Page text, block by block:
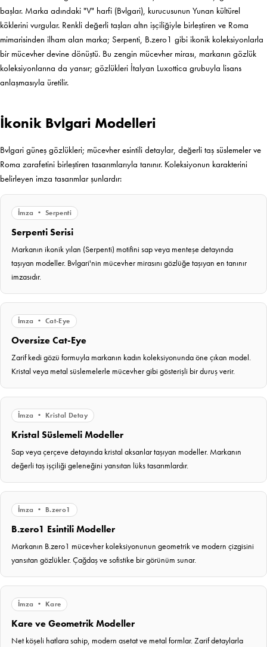
başlar. Marka adındaki "V" harfi (Bvlgari), kurucusunun Yunan kültürel
köklerini vurgular. Renkli değerli taşları altın işçiliğiyle birleştiren ve Roma
mimarisinden ilham alan marka; Serpenti, B.zero1 gibi ikonik koleksiyonlarla
bir mücevher devine dönüştü. Bu zengin mücevher mirası, markanın gözlük
koleksiyonlarına da yansır; gözlükleri İtalyan Luxottica grubuyla lisans
anlaşmasıyla üretilir.
İkonik Bvlgari Modelleri
Bvlgari güneş gözlükleri; mücevher esintili detaylar, değerli taş süslemeler ve
Roma zarafetini birleştiren tasarımlarıyla tanınır. Koleksiyonun karakterini
belirleyen imza tasarımlar şunlardır:
İmza • Serpenti
Serpenti Serisi
Markanın ikonik yılan (Serpenti) motifini sap veya menteşe detayında
taşıyan modeller. Bvlgari'nin mücevher mirasını gözlüğe taşıyan en tanınır
imzasıdır.
İmza • Cat-Eye
Oversize Cat-Eye
Zarif kedi gözü formuyla markanın kadın koleksiyonunda öne çıkan model.
Kristal veya metal süslemelerle mücevher gibi gösterişli bir duruş verir.
İmza • Kristal Detay
Kristal Süslemeli Modeller
Sap veya çerçeve detayında kristal aksanlar taşıyan modeller. Markanın
değerli taş işçiliği geleneğini yansıtan lüks tasarımlardır.
İmza • B.zero1
B.zero1 Esintili Modeller
Markanın B.zero1 mücevher koleksiyonunun geometrik ve modern çizgisini
yansıtan gözlükler. Çağdaş ve sofistike bir görünüm sunar.
İmza • Kare
Kare ve Geometrik Modeller
Net köşeli hatlara sahip, modern asetat ve metal formlar. Zarif detaylarla